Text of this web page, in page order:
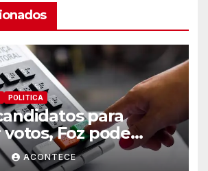
POLITICA
para
Foz pode
ACONTECE